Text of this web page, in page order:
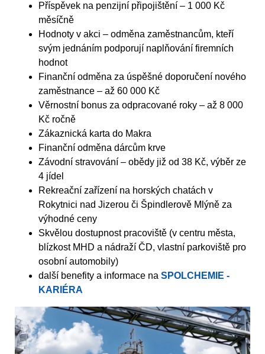
Příspěvek na penzijní připojištění – 1 000 Kč
měsíčně
Hodnoty v akci – odměna zaměstnancům, kteří
svým jednáním podporují naplňování firemních
hodnot
Finanční odměna za úspěšné doporučení nového
zaměstnance – až 60 000 Kč
Věrnostní bonus za odpracované roky – až 8 000
Kč ročně
Zákaznická karta do Makra
Finanční odměna dárcům krve
Závodní stravování – obědy již od 38 Kč, výběr ze
4 jídel
Rekreační zařízení na horských chatách v
Rokytnici nad Jizerou či Špindlerově Mlýně za
výhodné ceny
Skvělou dostupnost pracoviště (v centru města,
blízkost MHD a nádraží ČD, vlastní parkoviště pro
osobní automobily)
další benefity a informace na SPOLCHEMIE -
KARIÉRA